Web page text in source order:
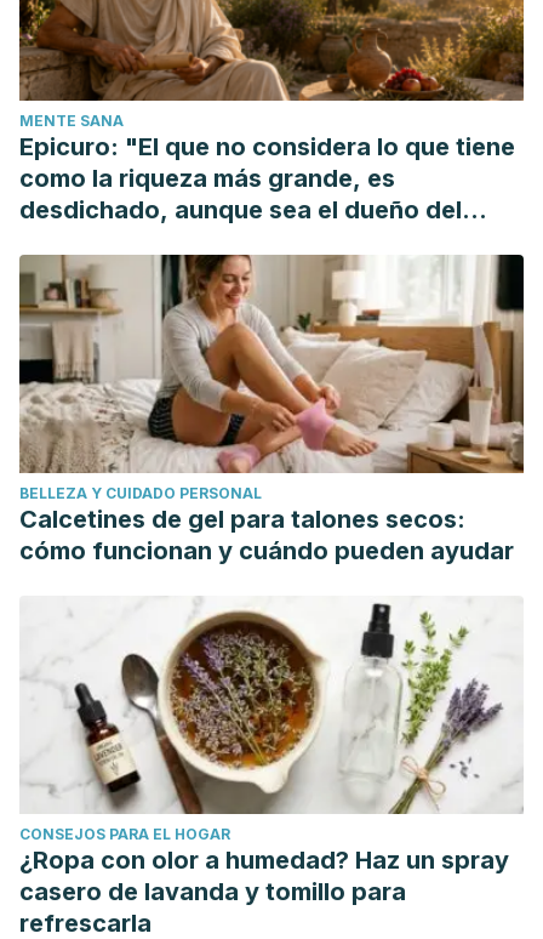
Song, W. O., & Kerver, J. M. (2000). Nutritional Contribution
of Eggs to American Diets. Journal of the American College
of Nutrition.
https://doi.org/10.1080/07315724.2000.10718980
Sacks, F. M., Lichtenstein, A. H., Wu, J. H. Y., Appel, L. J.,
Creager, M. A., Kris-Etherton, P. M., … Van Horn, L. V. (2017).
advisory from the American Heart Association. Circulation.
https://doi.org/10.1161/CIR.0000000000000510
Charnley, G. (2007). The benefits of eating fish.
Environmental Forum.
https://doi.org/10.1016/j.sbi.2015.02.014
Slavin, J. L., & Lloyd, B. (2012). Health Benefits of Fruits and
Vegetables. Advances in Nutrition: An International Review
Journal. https://doi.org/10.3945/an.112.002154
Salas-Salvadó, J., Bulló, M., Pérez-Heras, A., & Ros, E.
British Journal of Nutrition.
https://doi.org/10.1017/BJN20061863
MENTE SANA
Epicuro: "El que no considera lo que tiene
como la riqueza más grande, es
desdichado, aunque sea el dueño del
BELLEZA Y CUIDADO PERSONAL
Calcetines de gel para talones secos:
cómo funcionan y cuándo pueden ayudar
CONSEJOS PARA EL HOGAR
¿Ropa con olor a humedad? Haz un spray
casero de lavanda y tomillo para
refrescarla